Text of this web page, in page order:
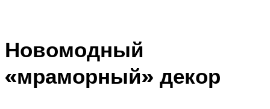
Новомодный
«мраморный» декор